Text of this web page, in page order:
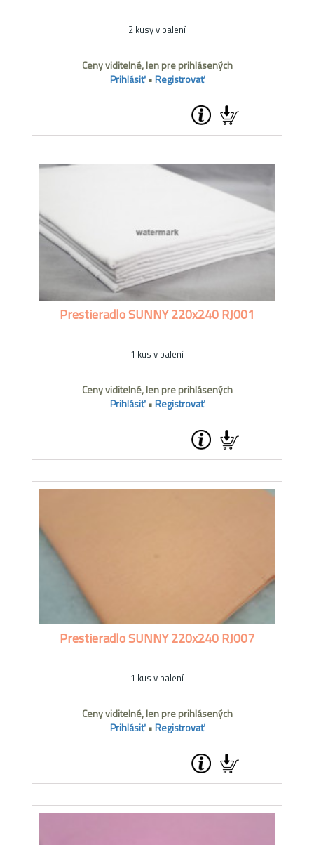
2 kusy v balení
Ceny viditelné, len pre prihlásených
Prihlásiť•Registrovať
Prestieradlo SUNNY 220x240 RJ001
1 kus v balení
Ceny viditelné, len pre prihlásených
Prihlásiť•Registrovať
Prestieradlo SUNNY 220x240 RJ007
1 kus v balení
Ceny viditelné, len pre prihlásených
Prihlásiť•Registrovať